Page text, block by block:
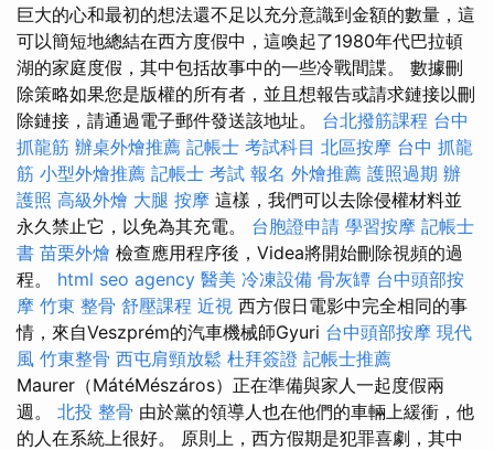
巨大的心和最初的想法還不足以充分意識到金額的數量，這
可以簡短地總結在西方度假中，這喚起了1980年代巴拉頓
湖的家庭度假，其中包括故事中的一些冷戰間諜。 數據刪
除策略如果您是版權的所有者，並且想報告或請求鏈接以刪
除鏈接，請通過電子郵件發送該地址。 台北撥筋課程 台中
抓龍筋 辦桌外燴推薦 記帳士 考試科目 北區按摩 台中 抓龍
筋 小型外燴推薦 記帳士 考試 報名 外燴推薦 護照過期 辦
護照 高級外燴 大腿 按摩 這樣，我們可以去除侵權材料並
永久禁止它，以免為其充電。 台胞證申請 學習按摩 記帳士
書 苗栗外燴 檢查應用程序後，Videa將開始刪除視頻的過
程。 html seo agency 醫美 冷凍設備 骨灰罈 台中頭部按
摩 竹東 整骨 舒壓課程 近視 西方假日電影中完全相同的事
情，來自Veszprém的汽車機械師Gyuri 台中頭部按摩 現代
風 竹東整骨 西屯肩頸放鬆 杜拜簽證 記帳士推薦
Maurer（MátéMészáros）正在準備與家人一起度假兩
週。 北投 整骨 由於黨的領導人也在他們的車輛上緩衝，他
的人在系統上很好。 原則上，西方假期是犯罪喜劇，其中